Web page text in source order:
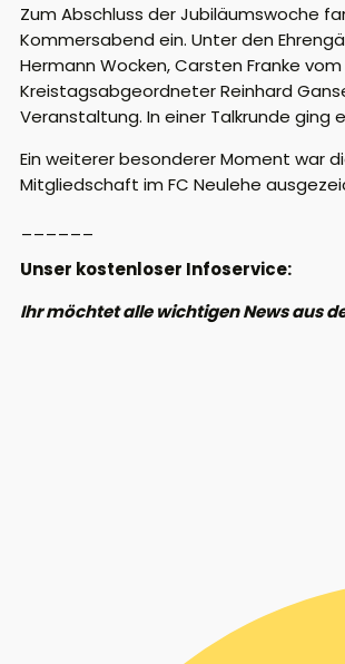
Zum Abschluss der Jubiläumswoche
Kommersabend ein. Unter den
Hermann Wocken, Carsten Franke
Kreistagsabgeordneter Reinhard
Veranstaltung. In einer Talkrunde ging
Ein weiterer besonderer Moment war
Mitgliedschaft im FC Neulehe
Unser kostenloser Infoservice:
Ihr möchtet alle wichtigen News aus